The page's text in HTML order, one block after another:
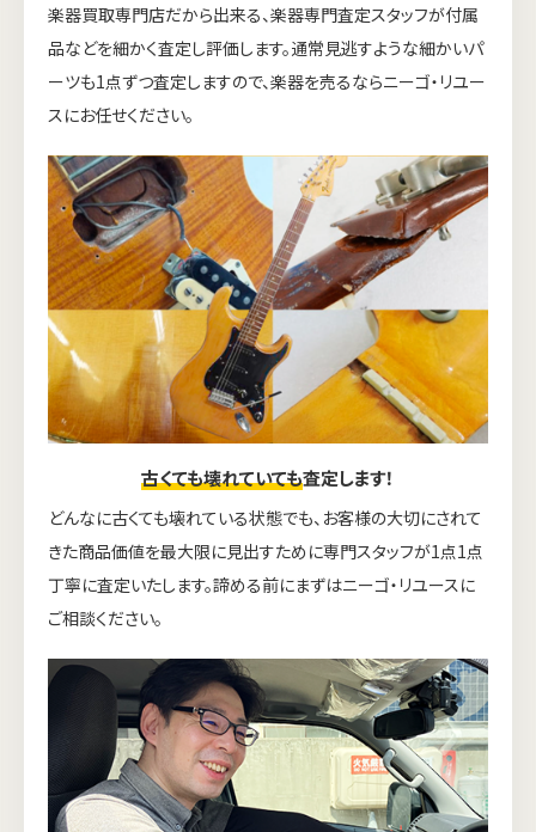
楽器買取専門店だから出来る、楽器専門査定スタッフが付属
品などを細かく査定し評価します。通常見逃すような細かいパ
ーツも1点ずつ査定しますので、楽器を売るならニーゴ・リユー
スにお任せください。
古くても壊れていても査定します！
どんなに古くても壊れている状態でも、お客様の大切にされて
きた商品価値を最大限に見出すために専門スタッフが1点1点
丁寧に査定いたします。諦める前にまずはニーゴ・リユースに
ご相談ください。